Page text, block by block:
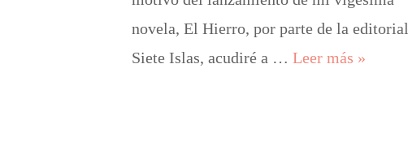
novela, El Hierro, por parte de la editorial
Siete Islas, acudiré a … Leer más »